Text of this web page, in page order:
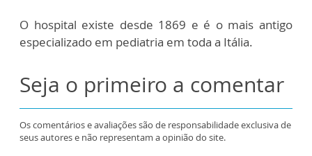
O hospital existe desde 1869 e é o mais antigo
especializado em pediatria em toda a Itália.
Seja o primeiro a comentar
Os comentários e avaliações são de responsabilidade exclusiva de
seus autores e não representam a opinião do site.